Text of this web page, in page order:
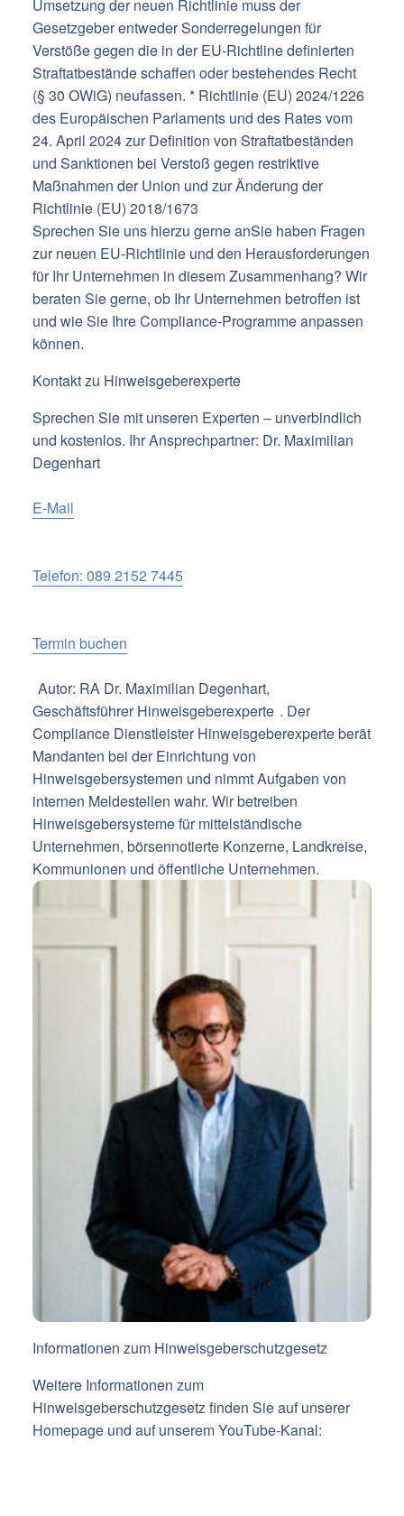
Umsetzung der neuen Richtlinie muss der
Gesetzgeber entweder Sonderregelungen für
Verstöße gegen die in der EU-Richtline definierten
Straftatbestände schaffen oder bestehendes Recht
(§ 30 OWiG) neufassen. * Richtlinie (EU) 2024/1226
des Europäischen Parlaments und des Rates vom
24. April 2024 zur Definition von Straftatbeständen
und Sanktionen bei Verstoß gegen restriktive
Maßnahmen der Union und zur Änderung der
Richtlinie (EU) 2018/1673
Sprechen Sie uns hierzu gerne anSie haben Fragen
zur neuen EU-Richtlinie und den Herausforderungen
für Ihr Unternehmen in diesem Zusammenhang? Wir
beraten Sie gerne, ob Ihr Unternehmen betroffen ist
und wie Sie Ihre Compliance-Programme anpassen
können.
Kontakt zu Hinweisgeberexperte
Sprechen Sie mit unseren Experten – unverbindlich
und kostenlos. Ihr Ansprechpartner: Dr. Maximilian
Degenhart
E-Mail
Telefon: 089 2152 7445
Termin buchen
Autor: RA Dr. Maximilian Degenhart,
Geschäftsführer Hinweisgeberexperte . Der
Compliance Dienstleister Hinweisgeberexperte berät
Mandanten bei der Einrichtung von
Hinweisgebersystemen und nimmt Aufgaben von
internen Meldestellen wahr. Wir betreiben
Hinweisgebersysteme für mittelständische
Unternehmen, börsennotierte Konzerne, Landkreise,
Kommunionen und öffentliche Unternehmen.
Informationen zum Hinweisgeberschutzgesetz
Weitere Informationen zum
Hinweisgeberschutzgesetz finden Sie auf unserer
Homepage und auf unserem YouTube-Kanal: